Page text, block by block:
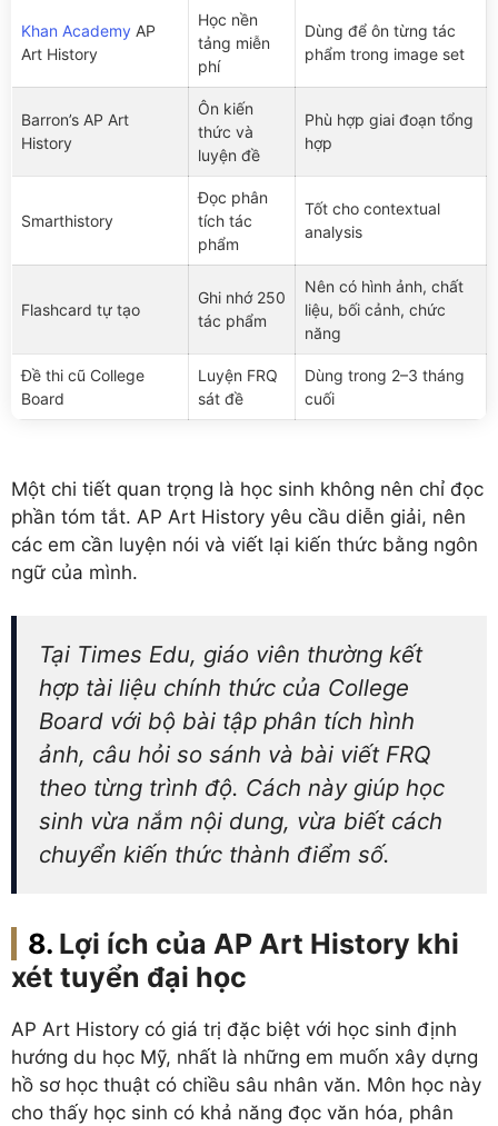
Khan Academy AP
Art History
Học nền
tảng miễn
phí
Dùng để ôn từng tác
phẩm trong image set
Barron’s AP Art
History
Ôn kiến
thức và
luyện đề
Phù hợp giai đoạn tổng
hợp
Smarthistory
Đọc phân
tích tác
phẩm
Tốt cho contextual
analysis
Flashcard tự tạo
Ghi nhớ 250
tác phẩm
Nên có hình ảnh, chất
liệu, bối cảnh, chức
năng
Đề thi cũ College
Board
Luyện FRQ
sát đề
Dùng trong 2–3 tháng
cuối
Một chi tiết quan trọng là học sinh không nên chỉ đọc
phần tóm tắt. AP Art History yêu cầu diễn giải, nên
các em cần luyện nói và viết lại kiến thức bằng ngôn
ngữ của mình.
Tại Times Edu, giáo viên thường kết
hợp tài liệu chính thức của College
Board với bộ bài tập phân tích hình
ảnh, câu hỏi so sánh và bài viết FRQ
theo từng trình độ. Cách này giúp học
sinh vừa nắm nội dung, vừa biết cách
chuyển kiến thức thành điểm số.
Lợi ích của AP Art History khi
xét tuyển đại học
AP Art History có giá trị đặc biệt với học sinh định
hướng du học Mỹ, nhất là những em muốn xây dựng
hồ sơ học thuật có chiều sâu nhân văn. Môn học này
cho thấy học sinh có khả năng đọc văn hóa, phân